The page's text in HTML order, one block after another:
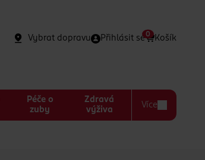
Vybrat dopravu Přihlásit se Košík
0
Péče o
zuby
Zdravá
výživa
Více